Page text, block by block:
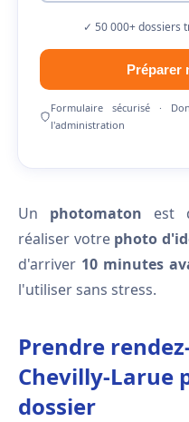
✓ 50 000+ dossiers
Préparer
Formulaire sécurisé ·
l'administration
Un photomaton est
réaliser votre photo
d'arriver 10 minutes
l'utiliser sans stress.
Prendre
Chevilly-Larue
dossier